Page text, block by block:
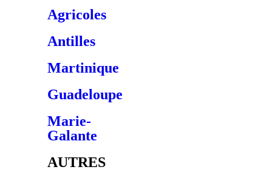
Agricoles
Antilles
Martinique
Guadeloupe
Marie-
Galante
AUTRES